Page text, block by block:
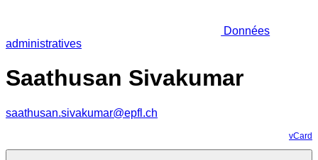
Données
administratives
Saathusan Sivakumar
saathusan.sivakumar@epfl.ch
vCard